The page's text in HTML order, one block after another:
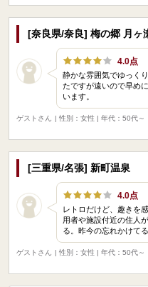
[奈良県/奈良] 梅の郷 月ヶ
4.0点
静かな雰囲気でゆっく
たですが遠いので早め
います。
ゲストさん
| 性別：女性 | 年代：50代～
[三重県/名張] 新町温泉
4.0点
レトロだけど、趣きを
用者や施設付近の住人
る。昨今の忘れかけて
ゲストさん
| 性別：女性 | 年代：50代～